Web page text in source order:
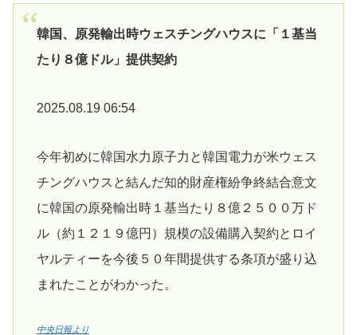
韓国、原発輸出時ウェスチングハウスに「１基当
たり８億ドル」提供契約
2025.08.19 06:54
今年初めに韓国水力原子力と韓国電力が米ウェス
チングハウスと結んだ知的財産権紛争終結合意文
に韓国の原発輸出時１基当たり８億２５００万ド
ル（約１２１９億円）規模の設備購入契約とロイ
ヤルティーを今後５０年間提供する条項が盛り込
まれたことがわかった。
中央日報より